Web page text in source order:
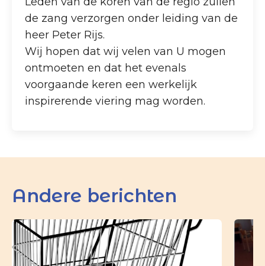
de zang verzorgen onder leiding van de
heer Peter Rijs.
Wij hopen dat wij velen van U mogen
ontmoeten en dat het evenals
voorgaande keren een werkelijk
inspirerende viering mag worden.
Andere berichten